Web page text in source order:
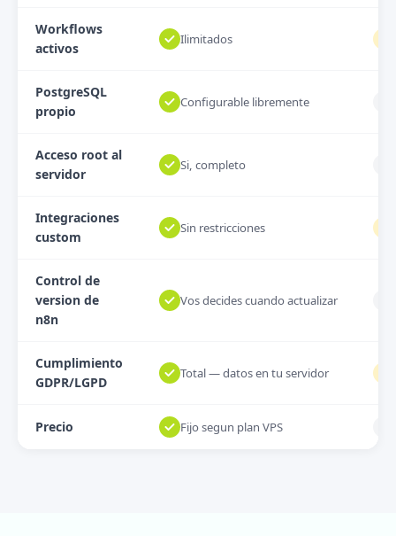
Workflows
activos
Ilimitados
PostgreSQL
propio
Configurable libremente
Acceso root al
servidor
Si, completo
Integraciones
custom
Sin restricciones
Control de
version de
n8n
Vos decides cuando actualizar
Cumplimiento
GDPR/LGPD
Total — datos en tu servidor
Precio Fijo segun plan VPS